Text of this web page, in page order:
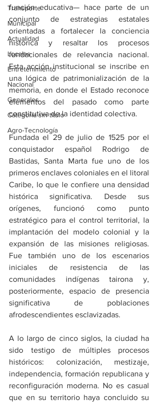
Transporte
Municipal
Actualidad
Locales
Entretenimiento
Nacional
Generales
Categoría sin título
Agro-Tecnología
función educativa— hace parte de un
conjunto de estrategias estatales
orientadas a fortalecer la conciencia
histórica y resaltar los procesos
fundacionales de relevancia nacional.
Esta acción institucional se inscribe en
una lógica de patrimonialización de la
memoria, en donde el Estado reconoce
elementos del pasado como parte
constitutiva de la identidad colectiva.
Fundada el 29 de julio de 1525 por el
conquistador español Rodrigo de
Bastidas, Santa Marta fue uno de los
primeros enclaves coloniales en el litoral
Caribe, lo que le confiere una densidad
histórica significativa. Desde sus
orígenes, funcionó como punto
estratégico para el control territorial, la
implantación del modelo colonial y la
expansión de las misiones religiosas.
Fue también uno de los escenarios
iniciales de resistencia de las
comunidades indígenas tairona y,
posteriormente, espacio de presencia
significativa de poblaciones
afrodescendientes esclavizadas.
A lo largo de cinco siglos, la ciudad ha
sido testigo de múltiples procesos
históricos: colonización, mestizaje,
independencia, formación republicana y
reconfiguración moderna. No es casual
que en su territorio haya concluido su